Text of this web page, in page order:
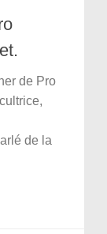
de Pro
de la